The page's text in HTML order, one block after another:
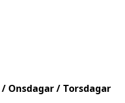
Onsdagar/ Torsdagar